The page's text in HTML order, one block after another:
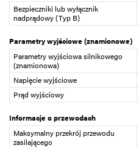
Bezpieczniki lub wyłącznik
nadprądowy (Typ B)
Parametry wyjściowe (znamionowe)
Parametry wyjściowa silnikowego
(znamionowa)
Napięcie wyjściowe
Prąd wyjściowy
Informacje o przewodach
Maksymalny przekrój przewodu
zasilającego